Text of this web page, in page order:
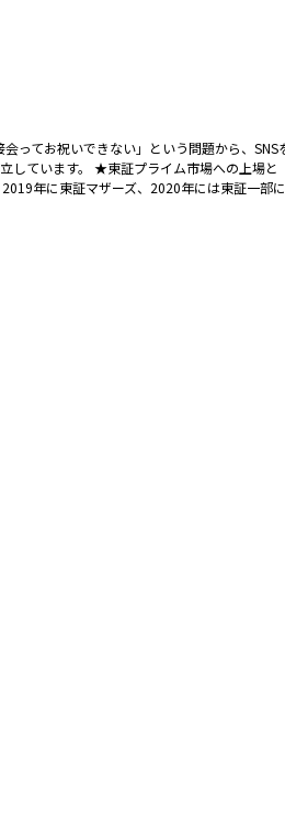
てお祝いできない」という問題から、
しています。 ★東証プライム市場への上
年に東証マザーズ、2020年には東証一部